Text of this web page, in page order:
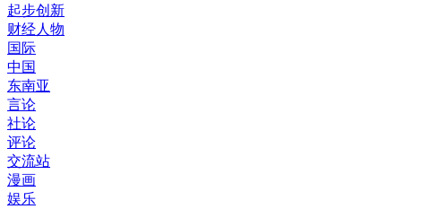
起步创新
财经人物
国际
中国
东南亚
言论
社论
评论
交流站
漫画
娱乐